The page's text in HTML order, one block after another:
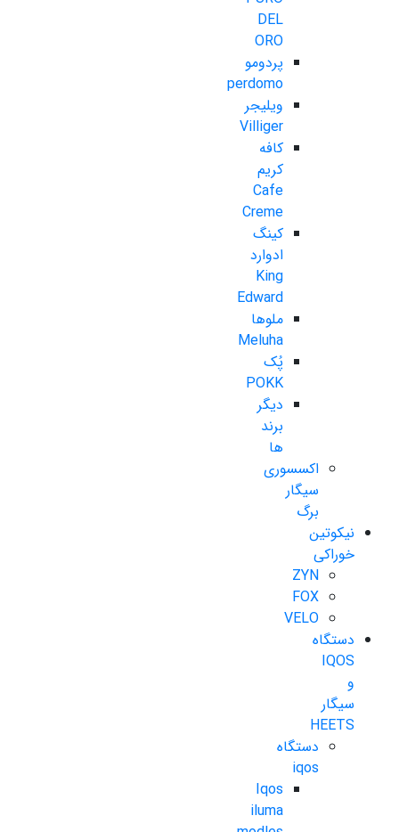
DEL
ORO
پردومو
perdomo
ویلیجر
Villiger
کافه
کریم
Cafe
Creme
کینگ
ادوارد
King
Edward
ملوها
Meluha
پُک
POKK
دیگر
برند
ها
اکسسوری
سیگار
برگ
نیکوتین
خوراکی
ZYN
FOX
VELO
دستگاه
IQOS
و
سیگار
HEETS
دستگاه
iqos
Iqos
iluma